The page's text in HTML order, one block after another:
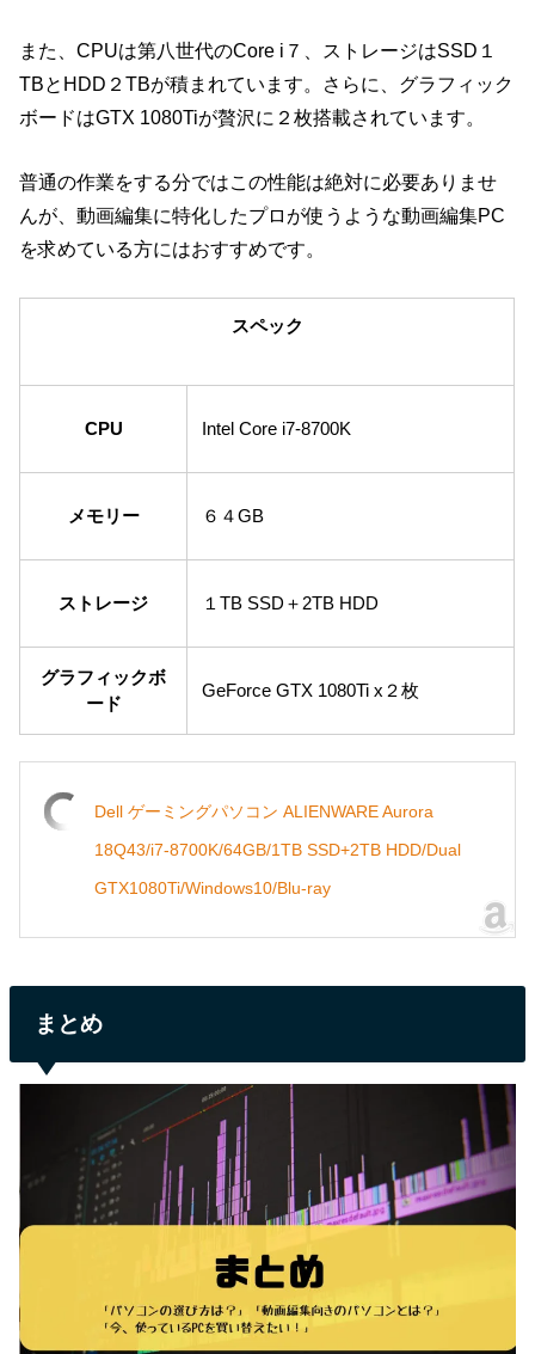
また、CPUは第八世代のCore i７、ストレージはSSD１
TBとHDD２TBが積まれています。さらに、グラフィック
ボードはGTX 1080Tiが贅沢に２枚搭載されています。
普通の作業をする分ではこの性能は絶対に必要ありませ
んが、動画編集に特化したプロが使うような動画編集PC
を求めている方にはおすすめです。
スペック
CPU Intel Core i7-8700K
メモリー ６４GB
ストレージ １TB SSD＋2TB HDD
グラフィックボ
ード
GeForce GTX 1080Ti x２枚
Dell ゲーミングパソコン ALIENWARE Aurora
18Q43/i7-8700K/64GB/1TB SSD+2TB HDD/Dual
GTX1080Ti/Windows10/Blu-ray
まとめ